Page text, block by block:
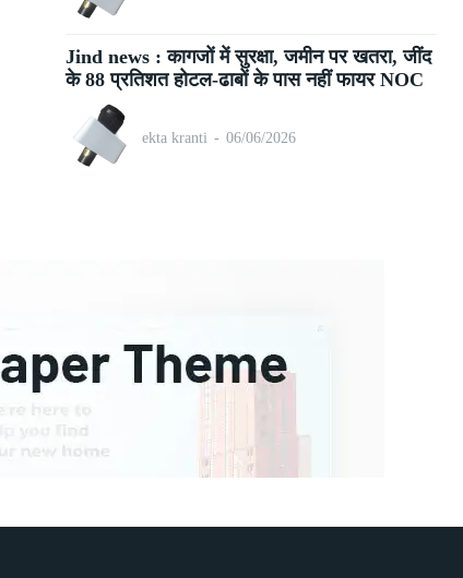
Jind news : कागजों में सुरक्षा, जमीन पर खतरा, जींद
के 88 प्रतिशत होटल-ढाबों के पास नहीं फायर NOC
ekta kranti - 06/06/2026